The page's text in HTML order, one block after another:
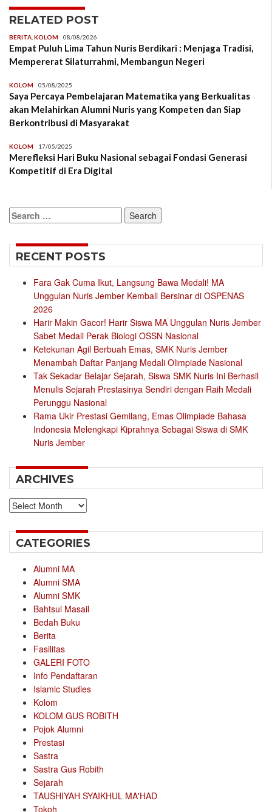
RELATED POST
BERITA KOLOM 08/08/2026
Empat Puluh Lima Tahun Nuris Berdikari : Menjaga Tradisi,
Mempererat Silaturrahmi, Membangun Negeri
KOLOM 05/08/2025
Saya Percaya Pembelajaran Matematika yang Berkualitas
akan Melahirkan Alumni Nuris yang Kompeten dan Siap
Berkontribusi di Masyarakat
KOLOM 17/05/2025
Merefleksi Hari Buku Nasional sebagai Fondasi Generasi
Kompetitif di Era Digital
Search
for:
RECENT POSTS
Fara Gak Cuma Ikut, Langsung Bawa Medali! MA
Unggulan Nuris Jember Kembali Bersinar di OSPENAS
2026
Harir Makin Gacor! Harir Siswa MA Unggulan Nuris Jember
Sabet Medali Perak Biologi OSSN Nasional
Ketekunan Agil Berbuah Emas, SMK Nuris Jember
Menambah Daftar Panjang Medali Olimpiade Nasional
Tak Sekadar Belajar Sejarah, Siswa SMK Nuris Ini Berhasil
Menulis Sejarah Prestasinya Sendiri dengan Raih Medali
Perunggu Nasional
Rama Ukir Prestasi Gemilang, Emas Olimpiade Bahasa
Indonesia Melengkapi Kiprahnya Sebagai Siswa di SMK
Nuris Jember
ARCHIVES
Archives
CATEGORIES
Alumni MA
Alumni SMA
Alumni SMK
Bahtsul Masail
Bedah Buku
Berita
Fasilitas
GALERI FOTO
Info Pendaftaran
Islamic Studies
Kolom
KOLOM GUS ROBITH
Pojok Alumni
Prestasi
Sastra
Sastra Gus Robith
Sejarah
TAUSHIYAH SYAIKHUL MA'HAD
Tokoh